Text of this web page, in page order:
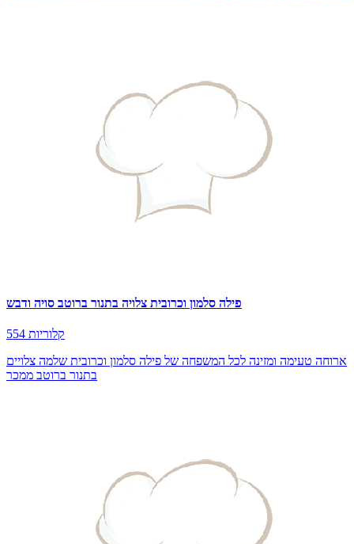
פילה סלמון וכרובית צלויה בתנור ברוטב סויה ודבש
554 קלוריות
ארוחה טעימה ומזינה לכל המשפחה של פילה סלמון וכרובית שלמה צלויים
בתנור ברוטב ממכר